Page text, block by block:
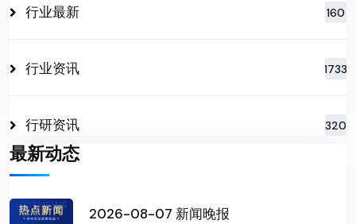
行业最新 160
行业资讯 1733
行研资讯 320
最新动态
2026-08-07 新闻晚报